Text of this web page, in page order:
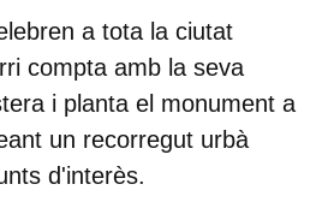
a tota la ciutat
compta amb la seva
i planta el monument a
un recorregut urbà
d'interès.